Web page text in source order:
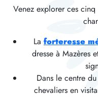
Venez explorer ces
La forteresse
dresse à Mazères
Dans le centre
chevaliers en